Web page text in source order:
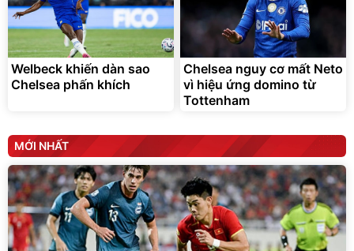
Welbeck khiến dàn sao
Chelsea phấn khích
Chelsea nguy cơ mất Neto
vì hiệu ứng domino từ
Tottenham
MỚI NHẤT